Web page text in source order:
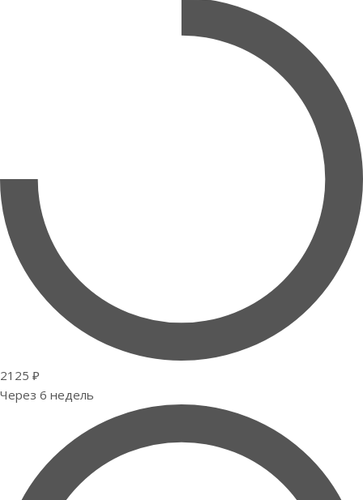
2125 ₽
Через 6 недель